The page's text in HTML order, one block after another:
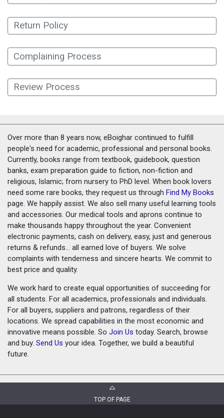
Return Policy
Complaining Process
Review Process
Over more than 8 years now, eBoighar continued to fulfill
people's need for academic, professional and personal books.
Currently, books range from textbook, guidebook, question
banks, exam preparation guide to fiction, non-fiction and
religious, Islamic; from nursery to PhD level. When book lovers
need some rare books, they request us through Find My Books
page. We happily assist. We also sell many useful learning tools
and accessories. Our medical tools and aprons continue to
make thousands happy throughout the year. Convenient
electronic payments, cash on delivery, easy, just and generous
returns & refunds... all earned love of buyers. We solve
complaints with tenderness and sincere hearts. We commit to
best price and quality.
We work hard to create equal opportunities of succeeding for
all students. For all academics, professionals and individuals.
For all buyers, suppliers and patrons, regardless of their
locations. We spread capabilities in the most economic and
innovative means possible. So Join Us today. Search, browse
and buy. Send Us your idea. Together, we build a beautiful
future.
TOP OF PAGE